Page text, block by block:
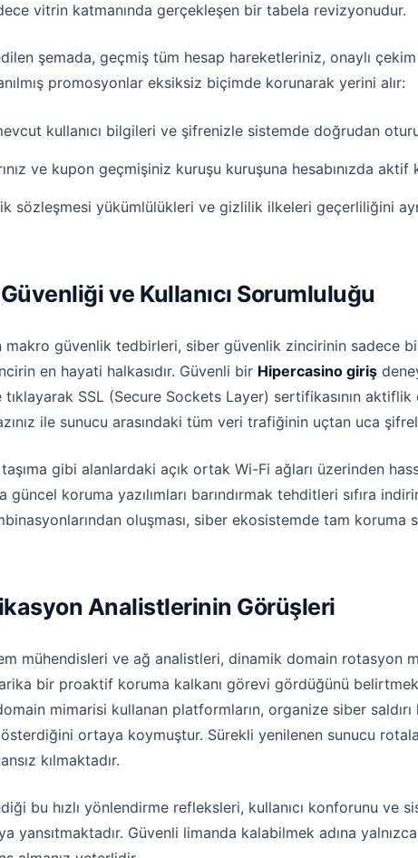
vitrin katmanında gerçekleşen bir tabela revizyonudur.
şemada, geçmiş tüm hesap hareketleriniz, onaylı
promosyonlar eksiksiz biçimde korunarak yerini alır:
kullanıcı bilgileri ve şifrenizle sistemde doğrudan
ve kupon geçmişiniz kuruşu kuruşuna hesabınızda aktif
sözleşmesi yükümlülükleri ve gizlilik ilkeleri geçerliliğini
ve Kullanıcı Sorumluluğu
makro güvenlik tedbirleri, siber güvenlik zincirinin sadece
en hayati halkasıdır. Güvenli bir Hipercasino giriş
tıklayarak SSL (Secure Sockets Layer) sertifikasının
ile sunucu arasındaki tüm veri trafiğinin uçtan uca
gibi alanlardaki açık ortak Wi-Fi ağları üzerinden
koruma yazılımları barındırmak tehditleri sıfıra
oluşması, siber ekosistemde tam koruma
Analistlerinin Görüşleri
mühendisleri ve ağ analistleri, dinamik domain rotasyon
bir proaktif koruma kalkanı görevi gördüğünü
mimarisi kullanan platformların, organize siber saldırı
ortaya koymuştur. Sürekli yenilenen sunucu
kılmaktadır.
bu hızlı yönlendirme refleksleri, kullanıcı konforunu ve
yansıtmaktadır. Güvenli limanda kalabilmek adına